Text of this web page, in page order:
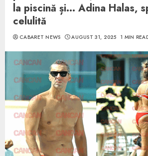
la piscină și… Adina Halas,
celulită
CABARET NEWS AUGUST 31, 2025 1 MIN